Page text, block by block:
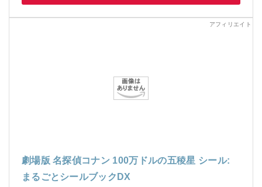
劇場版 名探偵コナン 100万ドルの五稜星 シール:
まるごとシールブックDX